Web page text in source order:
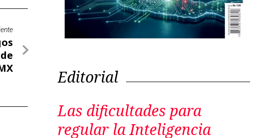
Editorial
Las dificultades para
Artificial
Suena bien la intención de poner límites a las empresas
tecnológicas, pero es necesario saber que las dificultades
para regular la Inteligencia Artificial en México no son cosa del